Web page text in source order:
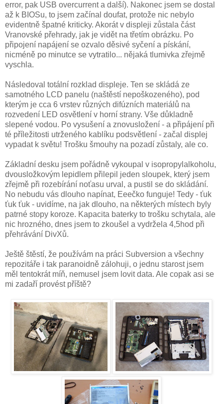
error, pak USB overcurrent a další). Nakonec jsem se dostal
až k BIOSu, to jsem začínal doufat, protože nic nebylo
evidentně špatné kriticky. Akorát v displeji zůstala část
Vranovské přehrady, jak je vidět na třetím obrázku. Po
připojení napájení se ozvalo děsivé syčení a pískání,
nicméně po minutce se vytratilo... nějaká tlumivka zřejmě
vyschla.
Následoval totální rozklad displeje. Ten se skládá ze
samotného LCD panelu (naštěstí nepoškozeného), pod
kterým je cca 6 vrstev různých difúzních materiálů na
rozvedení LED osvětlení v horní strany. Vše důkladně
slepené vodou. Po vysušení a znovusložení - a připájení při
té příležitosti utrženého kablíku podsvětlení - začal displej
vypadat k světu! Trošku šmouhy na pozadí zůstaly, ale co.
Základní desku jsem pořádně vykoupal v isopropylalkoholu,
dvousložkovým lepidlem přilepil jeden sloupek, který jsem
zřejmě při rozebírání noťasu urval, a pustil se do skládání.
No nebudu vás dlouho napínat, Eeečko funguje! Tedy - ťuk
ťuk ťuk - uvidíme, na jak dlouho, na některých místech byly
patrné stopy koroze. Kapacita baterky to trošku schytala, ale
nic hrozného, dnes jsem to zkoušel a vydržela 4,5hod při
přehrávání DivXů.
Ještě štěstí, že používám na práci Subversion a všechny
repozitáře i tak paranoidně zálohuji, o jednu starost jsem
měl tentokrát míň, nemusel jsem lovit data. Ale copak asi se
mi zadaří provést příště?